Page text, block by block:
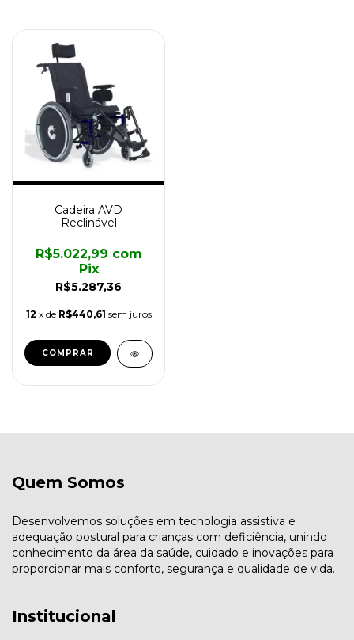
Cadeira AVD
Reclinável
R$5.287,36
R$5.022,99 com
Pix
12 x de R$440,61 sem juros
COMPRAR
Quem Somos
Desenvolvemos soluções em tecnologia assistiva e
adequação postural para crianças com deficiência, unindo
conhecimento da área da saúde, cuidado e inovações para
proporcionar mais conforto, segurança e qualidade de vida.
Institucional